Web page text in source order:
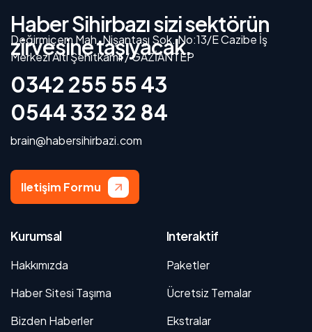
Haber Sihirbazı sizi sektörün
zirvesine taşıyacak.
Değirmiçem Mah. Nişantaşı Sok. No:13/E Cazibe İş
Merkezi Altı Şehitkamil / GAZİANTEP
0342 255 55 43
0544 332 32 84
brain@habersihirbazi.com
Iletişim Formu
Kurumsal
Hakkımızda
Haber Sitesi Taşıma
Bizden Haberler
Interaktif
Paketler
Ücretsiz Temalar
Ekstralar